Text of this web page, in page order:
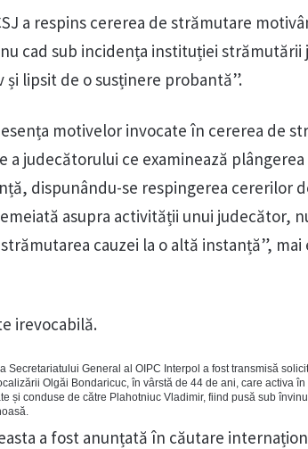
a respins cererea de strămutare
cad sub incidența instituției strămutării
și lipsit de o susținere probantă”.
motivelor invocate în cererea de
a judecătorului ce examinează
dispunându-se respingerea cererilor
asupra activității unui judecător,
cauzei la o altă instanță”,
irevocabilă.
Secretariatului General al OIPC Interpol a fost transmisă
Olgăi Bondaricuc, în vârstă de 44 de ani, care activa
și conduse de către Plahotniuc Vladimir, fiind pusă sub
a fost anunțată în căutare